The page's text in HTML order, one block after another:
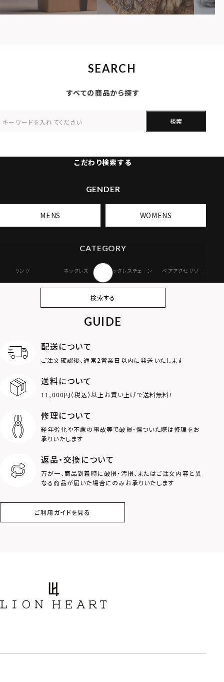
SEARCH
すべての商品から探す
検索
こだわり検索する
GENDER
MENS WOMENS
CATEGORY
リング ネックレス ネックレスチェーン ペアアクセサリー
オンラインストア
ギフトボックス
ダブルリング
ロゴ
クラウン
フラワー
検索する
GUIDE
配送について
ご注文確認後、通常2営業日以内に発送いたします
送料について
11,000円（税込）以上お買い上げで送料無料！
修理について
経年劣化や不慮の事故等で破損・傷ついた際は修理をお
承りいたします
返品・交換について
万が一、商品到着時に破損・汚損、またはご注文内容と異
なる商品が届いた場合にのみお承りいたします
ご利用ガイドを見る